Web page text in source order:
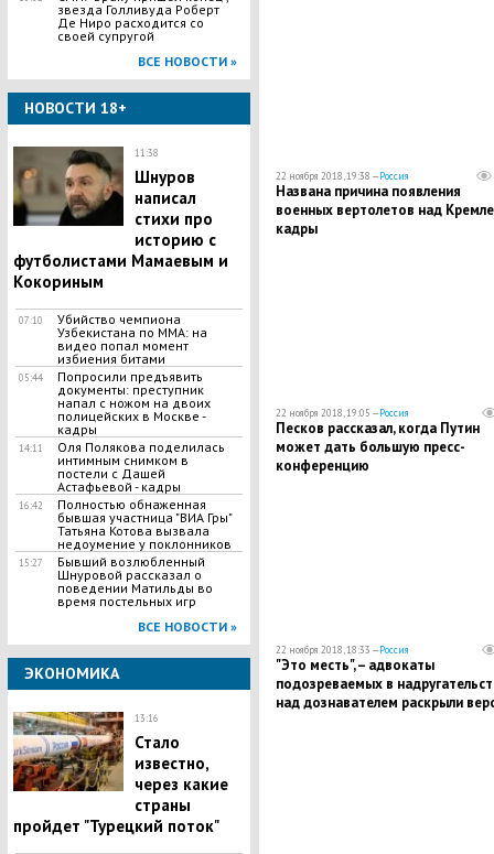
звезда Голливуда Роберт
Де Ниро расходится со
своей супругой
ВСЕ НОВОСТИ »
НОВОСТИ 18+
11:38
Шнуров
написал
стихи про
историю с
футболистами Мамаевым и
Кокориным
07:10
Убийство чемпиона
Узбекистана по MMA: на
видео попал момент
избиения битами
05:44
Попросили предъявить
документы: преступник
напал с ножом на двоих
полицейских в Москве -
кадры
14:11
Оля Полякова поделилась
интимным снимком в
постели с Дашей
Астафьевой - кадры
16:42
Полностью обнаженная
бывшая участница "ВИА Гры"
Татьяна Котова вызвала
недоумение у поклонников
15:27
Бывший возлюбленный
Шнуровой рассказал о
поведении Матильды во
время постельных игр
ВСЕ НОВОСТИ »
ЭКОНОМИКА
13:16
Стало
известно,
через какие
страны
пройдет "Турецкий поток"
22 ноября 2018, 19:38 —Россия
Названа причина появления
военных вертолетов над
кадры
22 ноября 2018, 19:05 —Россия
Песков рассказал, когда Путин
может дать большую пресс-
конференцию
22 ноября 2018, 18:33 —Россия
"Это месть", – адвокаты
подозреваемых в
над дознавателем раскрыли